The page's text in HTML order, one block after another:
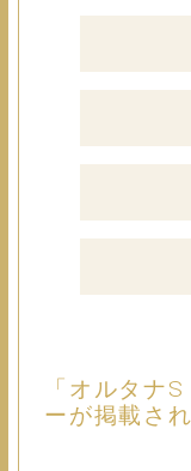
「オルタナ
ーが掲載さ